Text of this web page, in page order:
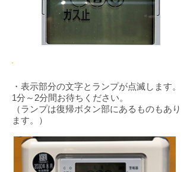
・表示部分の文字とランプが点滅します。
1分～2分間お待ちください。
（ランプは復帰ボタン部にあるものもあり
ます。）